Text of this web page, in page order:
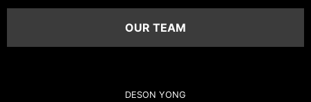
OUR TEAM
DESON YONG